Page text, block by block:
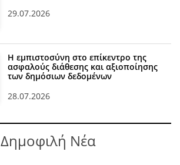
29.07.2026
Η εμπιστοσύνη στο επίκεντρο της
ασφαλούς διάθεσης και αξιοποίησης
των δημόσιων δεδομένων
28.07.2026
Δημοφιλή Νέα